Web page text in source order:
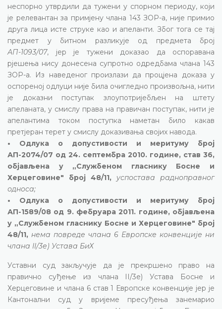
неспорно утврдили да тужени у спорном периоду, који
је релевантан за примјену члана 143 ЗОР-а, није примио
друга лица исте струке као и апеланти. Због тога се тај
предмет у битном разликује од предмета број
АП-1093/07, јер је тужени доказао да оспоравана
рјешења нису донесена супротно одредбама члана 143
ЗОР-а. Из наведеног произлази да процјена доказа у
оспореној одлуци није била очигледно произвољна, нити
је доказни поступак злоупотријебљен на штету
апеланата, у смислу права на правичан поступак, нити је
апелантима током поступка наметан било какав
претјеран терет у смислу доказивања својих навода.
• Одлука о допустивости и меритуму број
АП-2074/07 од 24. септембра 2010. године, став 36,
објављена у „Службеном гласнику Босне и
Херцеговине" број 48/11, успостава радноправног
односа;
• Одлука о допустивости и меритуму број
АП-1589/08 од 9. фебруара 2011. године, објављена
у „Службеном гласнику Босне и Херцеговине" број
48/11, нема повреде члана 6 Европске конвенције ни
члана II/3е) Устава БиХ
Уставни суд закључује да је прекршено право на
правично суђење из члана II/3е) Устава Босне и
Херцеговине и члана 6 став 1 Европске конвенције јер је
Кантонални суд у вријеме пресуђења занемарио